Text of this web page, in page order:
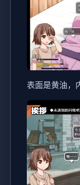
表面是黄油，